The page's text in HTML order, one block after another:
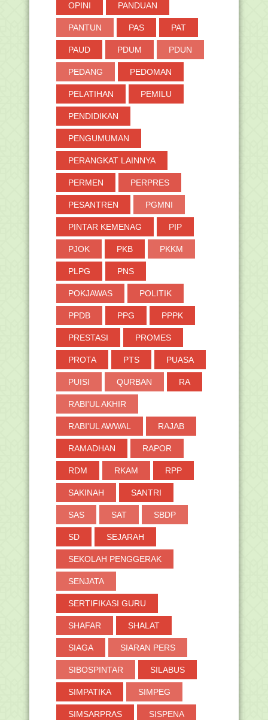
OPINI PANDUAN
PANTUN PAS PAT
PAUD PDUM PDUN
PEDANG PEDOMAN
PELATIHAN PEMILU
PENDIDIKAN
PENGUMUMAN
PERANGKAT LAINNYA
PERMEN PERPRES
PESANTREN PGMNI
PINTAR KEMENAG PIP
PJOK PKB PKKM
PLPG PNS
POKJAWAS POLITIK
PPDB PPG PPPK
PRESTASI PROMES
PROTA PTS PUASA
PUISI QURBAN RA
RABI'UL AKHIR
RABI'UL AWWAL RAJAB
RAMADHAN RAPOR
RDM RKAM RPP
SAKINAH SANTRI
SAS SAT SBDP
SD SEJARAH
SEKOLAH PENGGERAK
SENJATA
SERTIFIKASI GURU
SHAFAR SHALAT
SIAGA SIARAN PERS
SIBOSPINTAR SILABUS
SIMPATIKA SIMPEG
SIMSARPRAS SISPENA